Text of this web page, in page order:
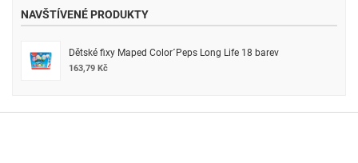
NAVŠTÍVENÉ PRODUKTY
Dětské fixy Maped Color´Peps Long Life 18 barev
163,79 Kč